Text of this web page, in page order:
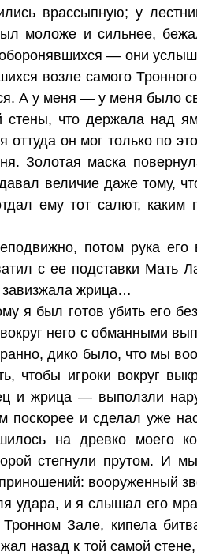
врассыпную; у
моложе и сильнее,
оборонявшихся — они
возле самого
А у меня — у меня было
стены, что держала над
оттуда он мог только по
Золотая маска
величие даже тому,
ему тот салют, каким
потом рука
с ее подставки Мать
жрица…
я был готов убить его
него с обманными
дико было, что мы
чтобы игроки вокруг
и жрица — выползли
поскорее и сделал уже
на древко моего
стегнули прутом. И
вооруженный
удара, и я слышал его
Зале, кипела
назад к той самой